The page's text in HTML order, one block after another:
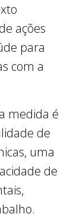
ações
para
com a
medida é
de
uma
de